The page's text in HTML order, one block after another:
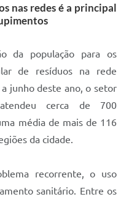
nas redes é a principal
da população para os
de resíduos na rede
junho deste ano, o setor
cerca de 700
média de mais de 116
da cidade.
recorrente, o uso
sanitário. Entre os